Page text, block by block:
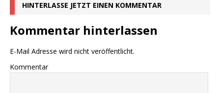
HINTERLASSE JETZT EINEN KOMMENTAR
Kommentar hinterlassen
E-Mail Adresse wird nicht veröffentlicht.
Kommentar